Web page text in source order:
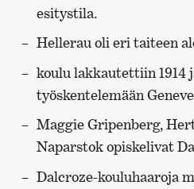
esitystila.
Hellerau oli eri taiteen
koulu lakkautettiin 1914
työskentelemään
Maggie Gripenberg,
Naparstok opiskelivat
Dalcroze-kouluhaaroja